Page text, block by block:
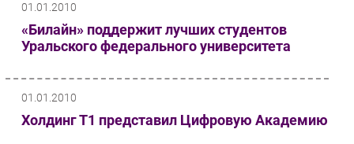
Рынок ПК
Маркетинг
Outsourcing
01.01.2010
«Билайн» поддержит лучших студентов
Уральского федерального университета
01.01.2010
Холдинг Т1 представил Цифровую Академию